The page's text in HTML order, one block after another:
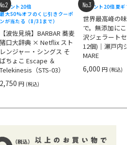
No.2
ポイント20倍
最大50%オフのくじ引きクーポ
ンが当たる（8/31まで）
【波佐見焼】BARBAR 蕎麦
猪口大辞典 × Netflix スト
レンジャー・シングス そ
ばちょこ Escape ＆
Telekinesis（STS-03）
2,750円 (税込)
No.3
ポイント20倍 夏
世界最高峰の
で。無添加に
沢ジェラート
12個)｜瀬戸内
MARE
6,000円 (税込)